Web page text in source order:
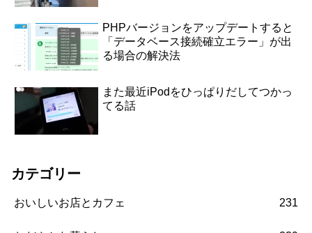
PHPバージョンをアップデートすると
「データベース接続確立エラー」が出
る場合の解決法
また最近iPodをひっぱりだしてつかっ
てる話
カテゴリー
おいしいお店とカフェ 231